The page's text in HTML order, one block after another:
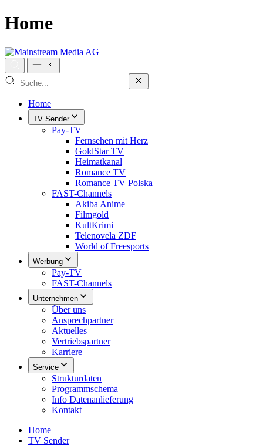
Home
Home
TV Sender
Pay-TV
Fernsehen mit Herz
GoldStar TV
Heimatkanal
Romance TV
Romance TV Polska
FAST-Channels
Akiba Anime
Filmgold
KultKrimi
Telenovela ZDF
World of Freesports
Werbung
Pay-TV
FAST-Channels
Unternehmen
Über uns
Ansprechpartner
Aktuelles
Vertriebspartner
Karriere
Service
Strukturdaten
Programmschema
Info Datenanlieferung
Kontakt
Home
TV Sender